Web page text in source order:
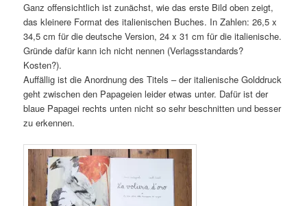
Ganz offensichtlich ist zunächst, wie das erste Bild oben zeigt,
das kleinere Format des italienischen Buches. In Zahlen: 26,5 x
34,5 cm für die deutsche Version, 24 x 31 cm für die italienische.
Gründe dafür kann ich nicht nennen (Verlagsstandards?
Kosten?).
Auffällig ist die Anordnung des Titels – der italienische Golddruck
geht zwischen den Papageien leider etwas unter. Dafür ist der
blaue Papagei rechts unten nicht so sehr beschnitten und besser
zu erkennen.